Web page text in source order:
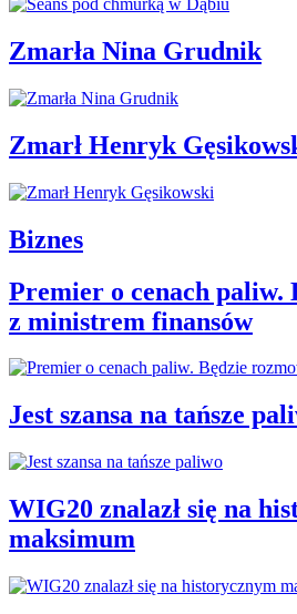
Zmarła Nina Grudnik
Zmarł Henryk
Biznes
Premier o cenach paliw.
z ministrem finansów
Jest szansa na tańsze
WIG20 znalazł się na
maksimum